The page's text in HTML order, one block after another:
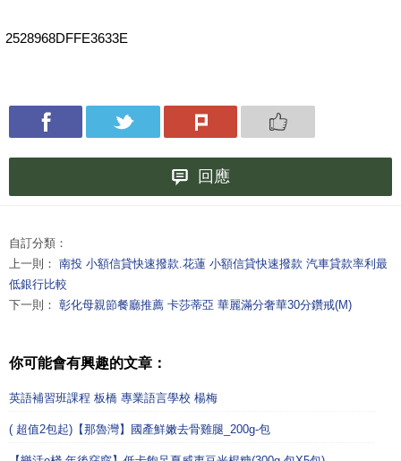
2528968DFFE3633E
回應
自訂分類：
上一則： 南投 小額信貸快速撥款.花蓮 小額信貸快速撥款 汽車貸款率利最
低銀行比較
下一則： 彰化母親節餐廳推薦 卡莎蒂亞 華麗滿分奢華30分鑽戒(M)
你可能會有興趣的文章：
英語補習班課程 板橋 專業語言學校 楊梅
( 超值2包起)【那魯灣】國產鮮嫩去骨雞腿_200g-包